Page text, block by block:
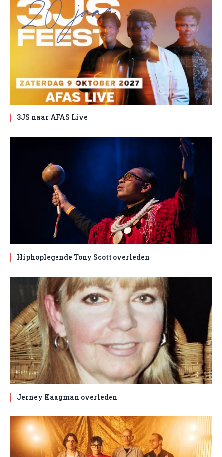
3JS naar AFAS Live
Hiphoplegende Tony Scott overleden
Jerney Kaagman overleden